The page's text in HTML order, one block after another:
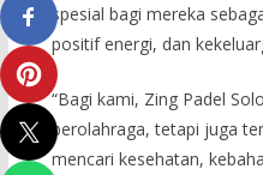
spesial bagi mereka
positif energi, dan
“Bagi kami, Zing Padel
berolahraga, tetapi juga
mencari kesehatan,